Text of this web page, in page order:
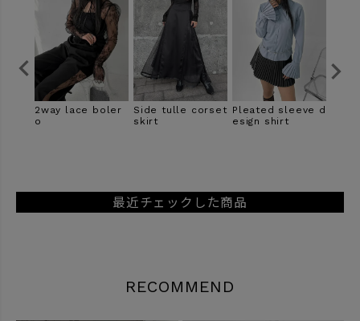
2way lace boler
o
Side tulle corset
skirt
Pleated sleeve d
esign shirt
最近チェックした商品
RECOMMEND